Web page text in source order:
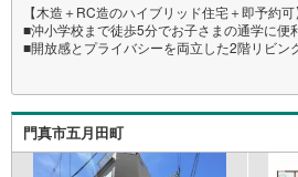
【木造＋RC造のハイブリッド住宅＋即予約
■沖小学校まで徒歩5分でお子さまの通学に便
■開放感とプライバシーを両立した2階リビン
特徴
・寝室にも客間にも利用可能な和室がござい
・5LDKのゆとりある間取り！
・万代舟田店まで徒歩5分で、毎日のお買い
門真市五月田町